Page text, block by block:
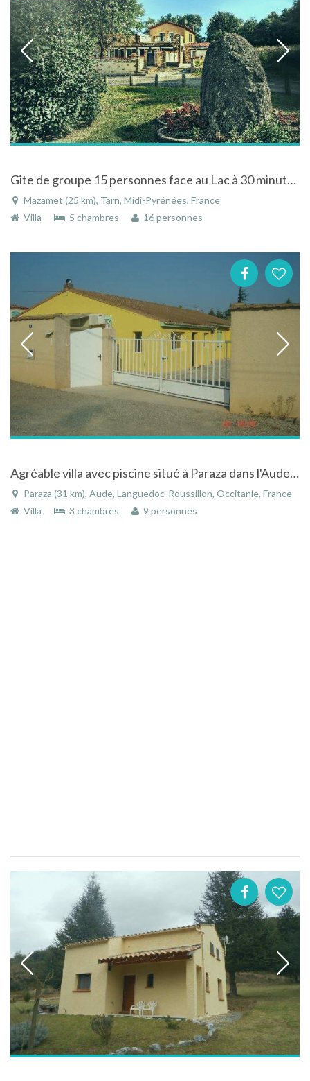
Gite de groupe 15 personnes face au Lac à 30 minutes de Carcassonne
Mazamet (25 km), Tarn, Midi-Pyrénées, France
Villa
5 chambres 16 personnes
Agréable villa avec piscine situé à Paraza dans l'Aude dans le Languedoc-Roussillon
Paraza (31 km), Aude, Languedoc-Roussillon, Occitanie, France
Villa
3 chambres 9 personnes